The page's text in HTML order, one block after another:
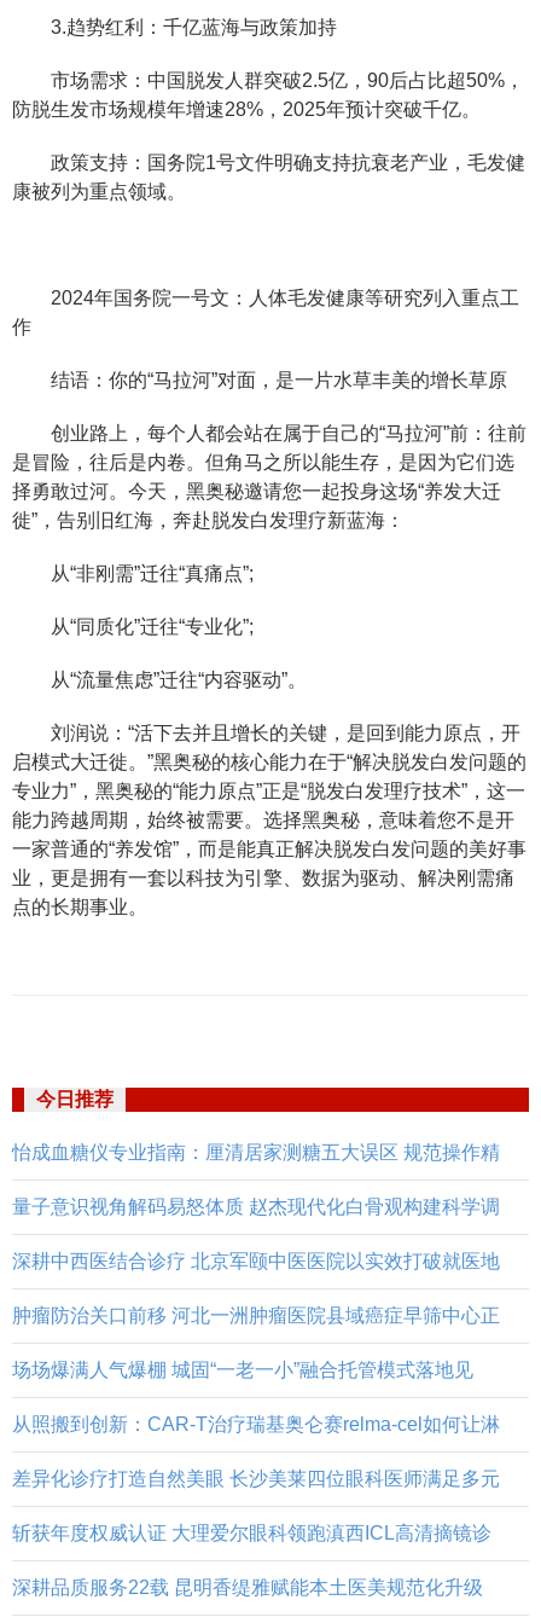
3.趋势红利：千亿蓝海与政策加持
市场需求：中国脱发人群突破2.5亿，90后占比超50%，
防脱生发市场规模年增速28%，2025年预计突破千亿。
政策支持：国务院1号文件明确支持抗衰老产业，毛发健
康被列为重点领域。
2024年国务院一号文：人体毛发健康等研究列入重点工
作
结语：你的“马拉河”对面，是一片水草丰美的增长草原
创业路上，每个人都会站在属于自己的“马拉河”前：往前
是冒险，往后是内卷。但角马之所以能生存，是因为它们选
择勇敢过河。今天，黑奥秘邀请您一起投身这场“养发大迁
徙”，告别旧红海，奔赴脱发白发理疗新蓝海：
从“非刚需”迁往“真痛点”;
从“同质化”迁往“专业化”;
从“流量焦虑”迁往“内容驱动”。
刘润说：“活下去并且增长的关键，是回到能力原点，开
启模式大迁徙。”黑奥秘的核心能力在于“解决脱发白发问题的
专业力”，黑奥秘的“能力原点”正是“脱发白发理疗技术”，这一
能力跨越周期，始终被需要。选择黑奥秘，意味着您不是开
一家普通的“养发馆”，而是能真正解决脱发白发问题的美好事
业，更是拥有一套以科技为引擎、数据为驱动、解决刚需痛
点的长期事业。
今日推荐
怡成血糖仪专业指南：厘清居家测糖五大误区 规范操作精
量子意识视角解码易怒体质 赵杰现代化白骨观构建科学调
深耕中西医结合诊疗 北京军颐中医医院以实效打破就医地
肿瘤防治关口前移 河北一洲肿瘤医院县域癌症早筛中心正
场场爆满人气爆棚 城固“一老一小”融合托管模式落地见
从照搬到创新：CAR-T治疗瑞基奥仑赛relma-cel如何让淋
差异化诊疗打造自然美眼 长沙美莱四位眼科医师满足多元
斩获年度权威认证 大理爱尔眼科领跑滇西ICL高清摘镜诊
深耕品质服务22载 昆明香缇雅赋能本土医美规范化升级